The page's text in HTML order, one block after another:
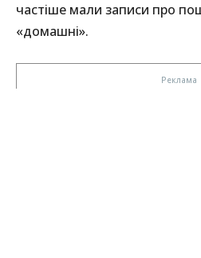
частіше мали записи про
«домашні».